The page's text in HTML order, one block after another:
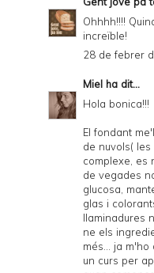
Ohhhh!!!!
increïble!
28 de febrer
Miel ha dit...
Hola bonica!!!
El fondant
de nuvols( les
complexe, es
de vegades
glucosa,
glas i
llaminadures
ne els
més... ja
un curs per